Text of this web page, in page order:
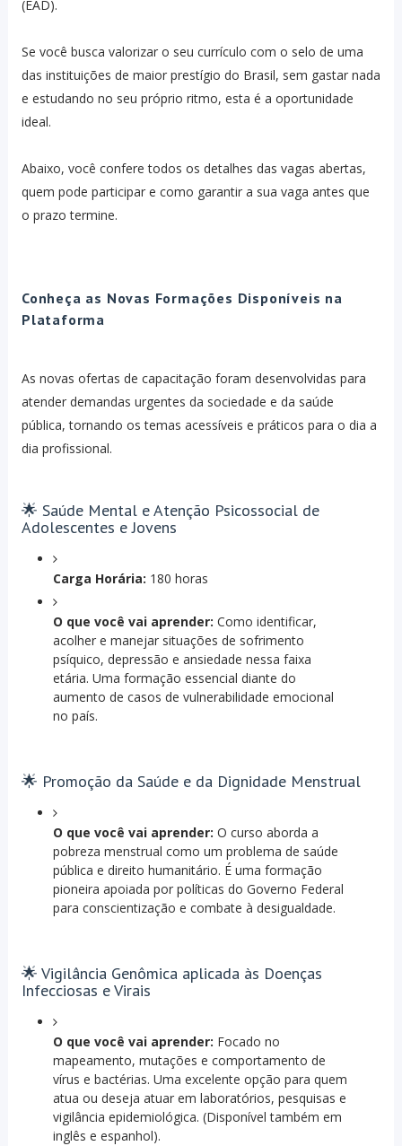
(EAD).
Se você busca valorizar o seu currículo com o selo de uma
das instituições de maior prestígio do Brasil, sem gastar nada
e estudando no seu próprio ritmo, esta é a oportunidade
ideal.
Abaixo, você confere todos os detalhes das vagas abertas,
quem pode participar e como garantir a sua vaga antes que
o prazo termine.
Conheça as Novas Formações Disponíveis na
Plataforma
As novas ofertas de capacitação foram desenvolvidas para
atender demandas urgentes da sociedade e da saúde
pública, tornando os temas acessíveis e práticos para o dia a
dia profissional.
🌟 Saúde Mental e Atenção Psicossocial de
Adolescentes e Jovens
Carga Horária: 180 horas
O que você vai aprender: Como identificar,
acolher e manejar situações de sofrimento
psíquico, depressão e ansiedade nessa faixa
etária. Uma formação essencial diante do
aumento de casos de vulnerabilidade emocional
no país.
🌟 Promoção da Saúde e da Dignidade Menstrual
O que você vai aprender: O curso aborda a
pobreza menstrual como um problema de saúde
pública e direito humanitário. É uma formação
pioneira apoiada por políticas do Governo Federal
para conscientização e combate à desigualdade.
🌟 Vigilância Genômica aplicada às Doenças
Infecciosas e Virais
O que você vai aprender: Focado no
mapeamento, mutações e comportamento de
vírus e bactérias. Uma excelente opção para quem
atua ou deseja atuar em laboratórios, pesquisas e
vigilância epidemiológica. (Disponível também em
inglês e espanhol).